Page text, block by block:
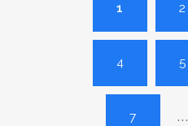
1 2
4 5
7 ...